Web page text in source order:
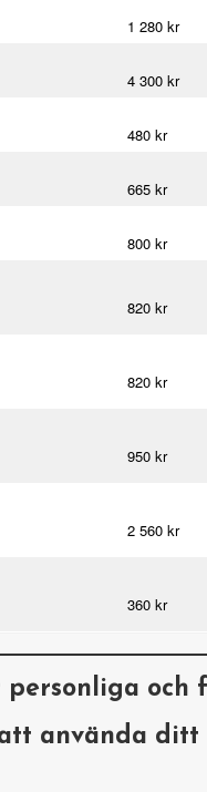
1 280 kr
4 300 kr
480 kr
665 kr
800 kr
820 kr
820 kr
950 kr
2 560 kr
360 kr
personliga och
använda